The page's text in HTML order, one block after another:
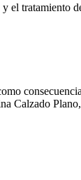
el tratamiento
Calzado